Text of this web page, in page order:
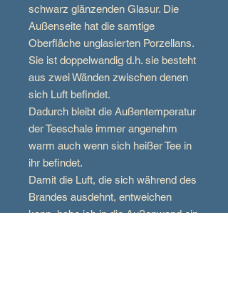
schwarz glänzenden Glasur. Die
Außenseite hat die samtige
Oberfläche unglasierten Porzellans.
Sie ist doppelwandig d.h. sie besteht
aus zwei Wänden zwischen denen
sich Luft befindet.
Dadurch bleibt die Außentemperatur
der Teeschale immer angenehm
warm auch wenn sich heißer Tee in
ihr befindet.
Damit die Luft, die sich während des
Brandes ausdehnt, entweichen
kann, habe ich in die Außenwand ein